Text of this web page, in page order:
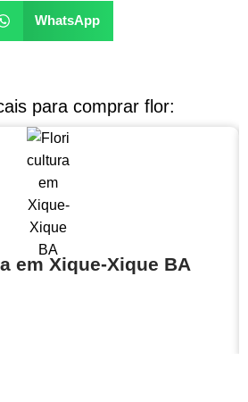
WhatsApp
para comprar flor:
em Xique-Xique BA